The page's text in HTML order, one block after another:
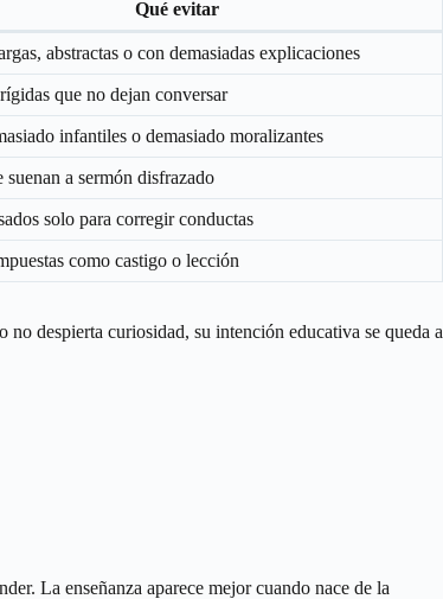
Qué evitar
abstractas o con demasiadas explicaciones
que no dejan conversar
infantiles o demasiado moralizantes
suenan a sermón disfrazado
solo para corregir conductas
como castigo o lección
despierta curiosidad, su intención educativa se queda a
La enseñanza aparece mejor cuando nace de la